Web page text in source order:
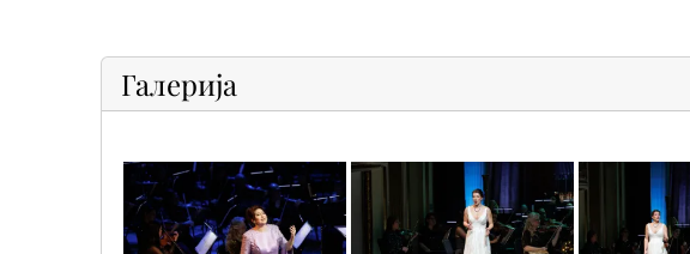
Галерија
novogodisnji_gala_koncert_9novogodisnji_gala_koncert_12